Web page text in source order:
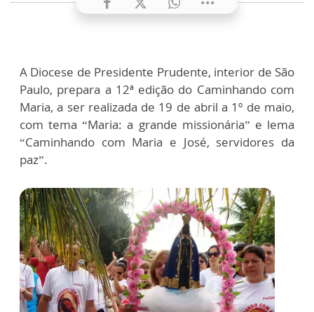
A Diocese de Presidente Prudente, interior de São
Paulo, prepara a 12ª edição do Caminhando com
Maria, a ser realizada de 19 de abril a 1º de maio,
com tema “Maria: a grande missionária” e lema
“Caminhando com Maria e José, servidores da
paz”.